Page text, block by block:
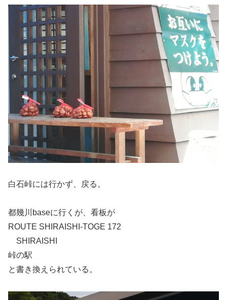
白石峠には行かず、戻る。
都幾川baseに行くが、看板が
ROUTE SHIRAISHI-TOGE 172
SHIRAISHI
峠の駅
と書き換えられている。